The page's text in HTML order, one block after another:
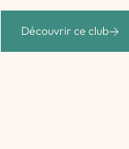
Découvrir ce club